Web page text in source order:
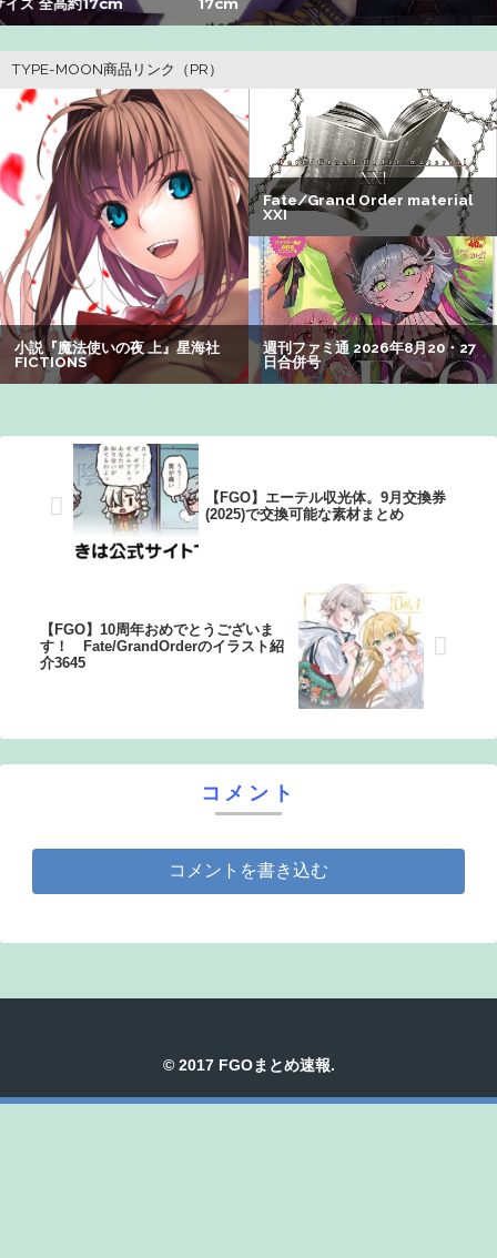
なる：26/08/03のニュース
【悲報】ショートスリーパー堀さん、対面で高須幹弥にブ
チギレるｗｗｗｗ
【悲報】Z世代の身長低下の理由、ついに判明かｗｗｗｗ：
26/08/02のニュース
【速報】ワンピースの「世界に5種しかない飛行能力」発言
の謎が解けるWWW
【画像】咲-saki-作者、ようやく『奇乳』に気付くｗｗｗｗ
【悲報】有名漫画家「体重の減少が止まりません」→ファ
【FGO】エーテル収光体。9月交換券
(2025)で交換可能な素材まとめ
【FGO】10周年おめでとうございま
す！ Fate/GrandOrderのイラスト紹
介3645
コメント
コメントを書き込む
© 2017 FGOまとめ速報.